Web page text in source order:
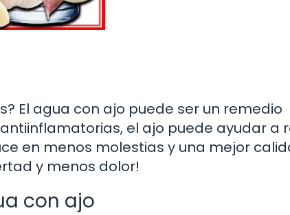
El agua con ajo puede ser un remedio
el ajo puede ayudar a
en menos molestias y una mejor
y menos dolor!
con ajo